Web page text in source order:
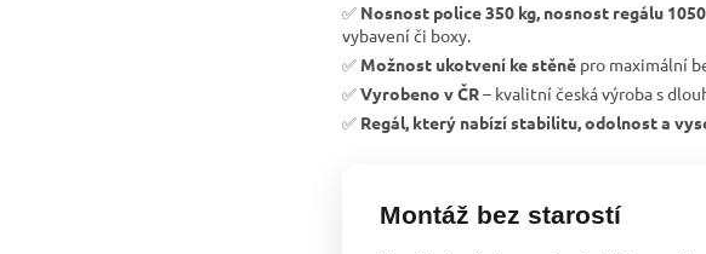
✅ Nosnost police 350 kg, nosnost regálu
vybavení či boxy.
✅ Možnost ukotvení ke stěně pro maximální
✅Vyrobeno v ČR– kvalitní česká výroba s
✅ Regál, který nabízí stabilitu, odolnost a
Montáž bez starostí